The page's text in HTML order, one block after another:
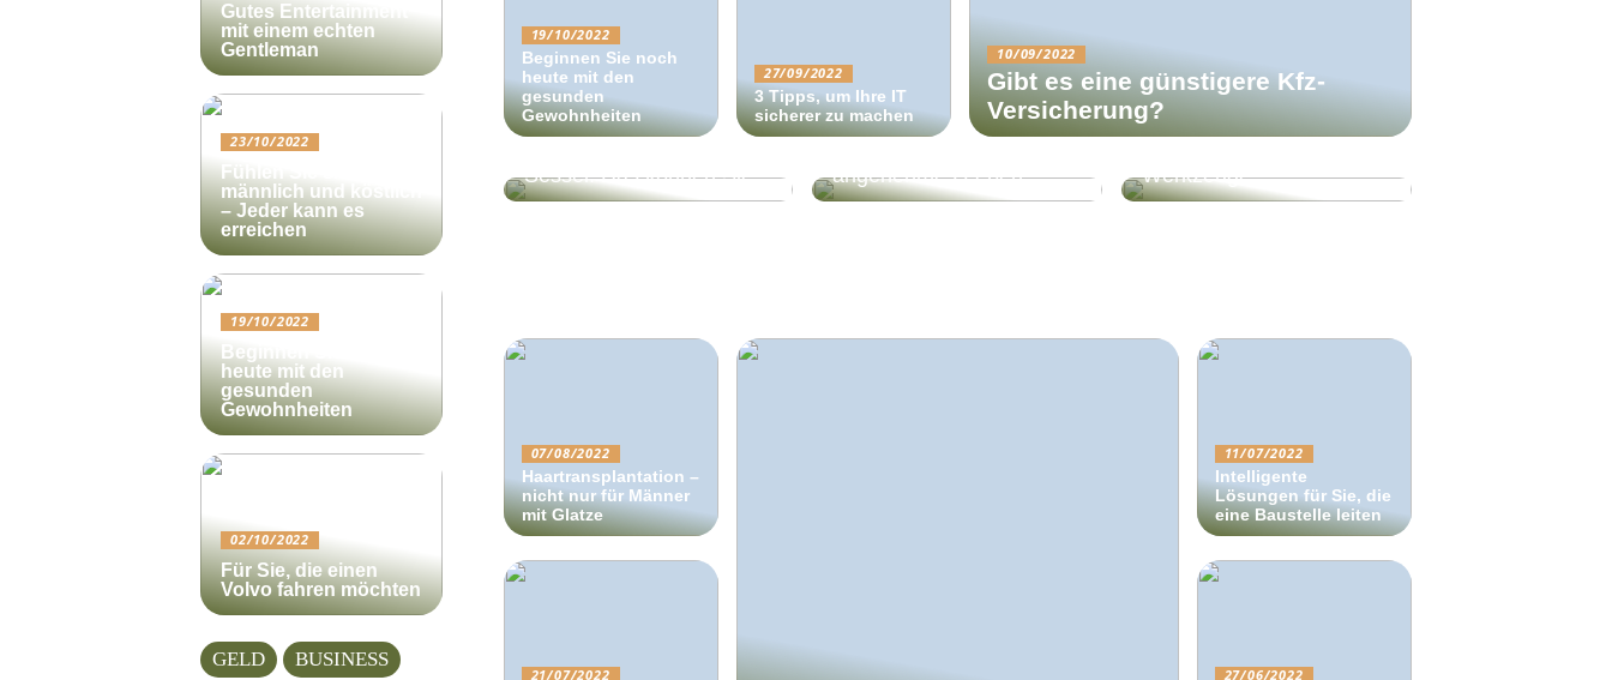
19/10/2022
Beginnen Sie noch
heute mit den
gesunden
Gewohnheiten
27/09/2022
3 Tipps, um Ihre IT
sicherer zu machen
10/09/2022
Gibt es eine günstigere Kfz-
Versicherung?
Sessel: Das können Sie
angenehmes Leben!
Werkzeuge?
07/08/2022
Haartransplantation –
nicht nur für Männer
mit Glatze
21/07/2022
11/07/2022
Intelligente
Lösungen für Sie, die
eine Baustelle leiten
27/06/2022
Gutes Entertainment
mit einem echten
Gentleman
23/10/2022
Fühlen Sie sich
männlich und köstlich
– Jeder kann es
erreichen
19/10/2022
Beginnen Sie noch
heute mit den
gesunden
Gewohnheiten
02/10/2022
Für Sie, die einen
Volvo fahren möchten
GELD BUSINESS